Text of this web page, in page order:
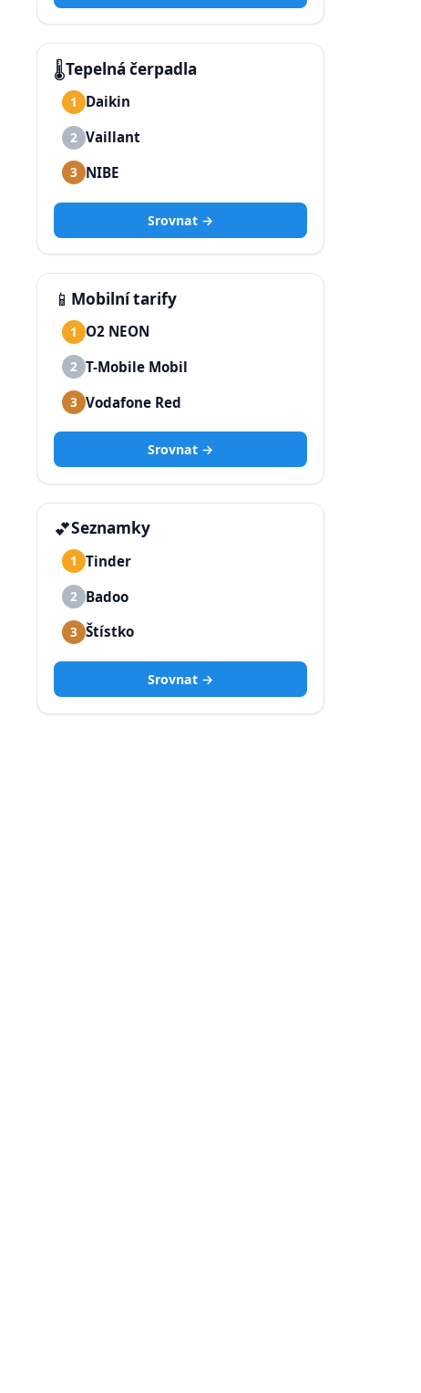
🌡️Tepelná čerpadla
1 Daikin
2 Vaillant
3 NIBE
Srovnat →
📱 Mobilní tarify
1 O2 NEON
2 T-Mobile Mobil
3 Vodafone Red
Srovnat →
💕Seznamky
1 Tinder
2 Badoo
3 Štístko
Srovnat →